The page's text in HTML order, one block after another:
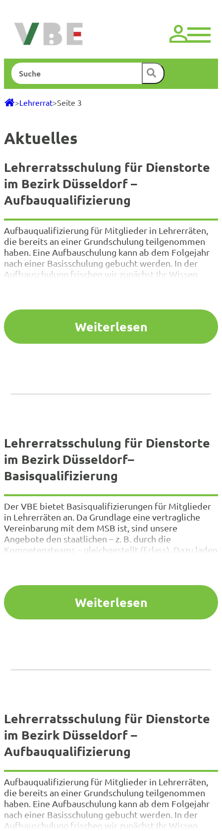
springen
Suchen
>Lehrerrat>Seite 3
Aktuelles
Lehrerratsschulung für Dienstorte
im Bezirk Düsseldorf –
Aufbauqualifizierung
Aufbauqualifizierung für Mitglieder in Lehrerräten,
die bereits an einer Grundschulung teilgenommen
haben. Eine Aufbauschulung kann ab dem Folgejahr
nach einer Basisschulung gebucht werden. In der
Aufbauschulung frischen wir zunächst Ihr Wissen
(Themenschwerpunkte s.u.). Die Aufbauschulung
kann daher auch…Weiterlesen
Lehrerratsschulung für Dienstorte
im Bezirk Düsseldorf–
Basisqualifizierung
Der VBE bietet Basisqualifizierungen für Mitglieder
in Lehrerräten an. Da Grundlage eine vertragliche
Vereinbarung mit dem MSB ist, sind unsere
Angebote den staatlichen – z. B. durch die
Kompetenzteams – gleichgestellt (Erlass). Dazu laden
Bezirksregierung…
Weiterlesen
Lehrerratsschulung für Dienstorte
im Bezirk Düsseldorf –
Aufbauqualifizierung
Aufbauqualifizierung für Mitglieder in Lehrerräten,
die bereits an einer Grundschulung teilgenommen
haben. Eine Aufbauschulung kann ab dem Folgejahr
nach einer Basisschulung gebucht werden. In der
Aufbauschulung frischen wir zunächst Ihr Wissen